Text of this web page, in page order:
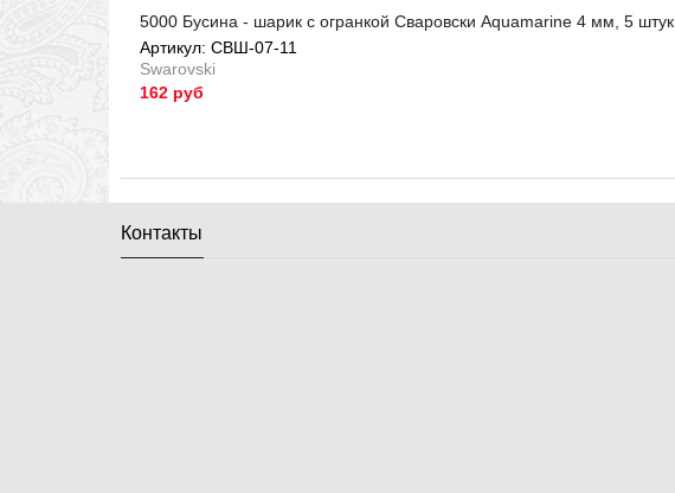
5000 Бусина - шарик с огранкой Сваровски Aquamarine 4 мм, 5 штук
Артикул: СВШ-07-11
Swarovski
162 руб
Контакты